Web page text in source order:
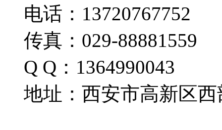
电话：13720767752
传真：029-88881559
Q Q：1364990043
地址：西安市高新区西